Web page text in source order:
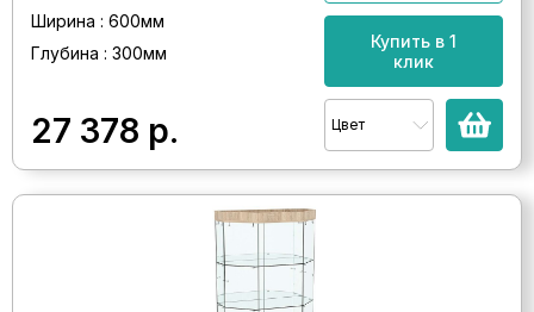
Ширина : 600мм
Глубина : 300мм
27 378 р.
Купить в 1
клик
Цвет